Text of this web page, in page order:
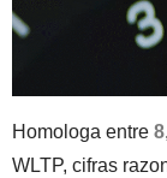
Homologa entre
WLTP, cifras